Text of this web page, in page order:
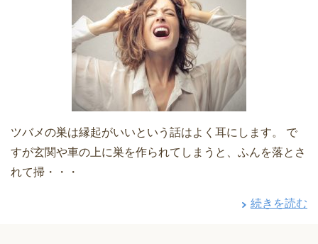
ツバメの巣は縁起がいいという話はよく耳にします。 で
すが玄関や車の上に巣を作られてしまうと、ふんを落とさ
れて掃・・・
続きを読む